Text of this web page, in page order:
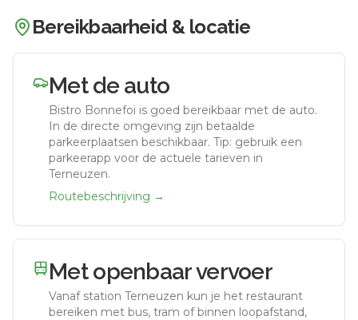
Bereikbaarheid & locatie
Met de auto
Bistro Bonnefoi is goed bereikbaar met de auto.
In de directe omgeving zijn betaalde
parkeerplaatsen beschikbaar. Tip: gebruik een
parkeerapp voor de actuele tarieven in
Terneuzen.
Routebeschrijving →
Met openbaar vervoer
Vanaf station Terneuzen kun je het restaurant
bereiken met bus, tram of binnen loopafstand,